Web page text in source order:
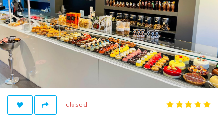
Eten
Drinken
Slapen
Recreatief
Winkels
Winkelgebiedenclosed